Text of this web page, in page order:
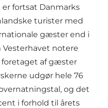
fortsat Danmarks
turister med
gæster end i
Vesterhavet notere
foretaget af gæster
udgør hele 76
og det
i forhold til årets